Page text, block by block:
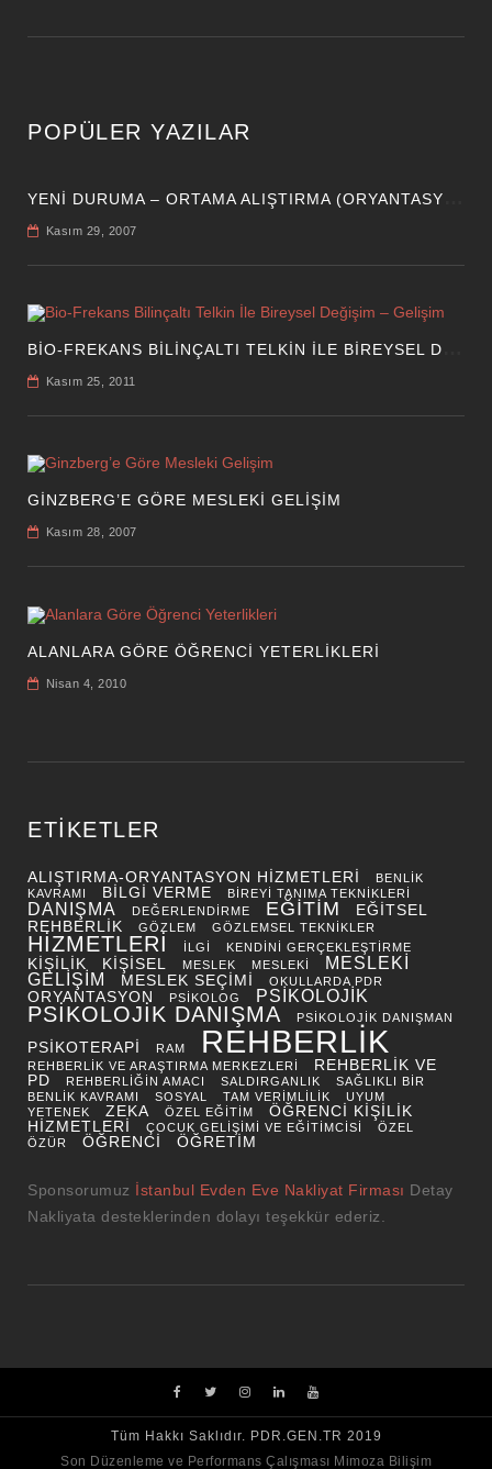
POPÜLER YAZILAR
Kasım 29, 2007
Kasım 25, 2011
GINZBERG’E GÖRE MESLEKI GELIŞIM
Kasım 28, 2007
ALANLARA GÖRE ÖĞRENCI YETERLIKLERI
Nisan 4, 2010
ETIKETLER
ALIŞTIRMA-ORYANTASYON HIZMETLERI
BENLIK
KAVRAMI
BILGI VERME BIREYI TANIMA TEKNIKLERI
DANIŞMA DEĞERLENDIRME EĞITIM
EĞITSEL
REHBERLIK
GÖZLEM GÖZLEMSEL TEKNIKLER
HIZMETLERI ILGI KENDINI GERÇEKLEŞTIRME
KIŞILIK KIŞISEL MESLEK MESLEKI
MESLEKI
GELIŞIM
MESLEK SEÇIMI OKULLARDA PDR
ORYANTASYON PSIKOLOG PSIKOLOJIK
PSIKOLOJIK DANIŞMA PSIKOLOJIK DANIŞMAN
PSIKOTERAPI RAM REHBERLIK
REHBERLIK VE ARAŞTIRMA MERKEZLERI
REHBERLIK VE
PD
REHBERLIĞIN AMACI SALDIRGANLIK
SAĞLIKLI BIR
BENLIK KAVRAMI
SOSYAL TAM VERIMLILIK
UYUM
YETENEK
ZEKA ÖZEL EĞITIM
ÖĞRENCI KIŞILIK
HIZMETLERI
ÇOCUK GELIŞIMI VE EĞITIMCISI
ÖZEL
ÖZÜR
ÖĞRENCI ÖĞRETIM
Sponsorumuz İstanbul Evden Eve Nakliyat Firması Detay
Nakliyata desteklerinden dolayı teşekkür ederiz.
Tüm Hakkı Saklıdır. PDR.GEN.TR 2019
Son Düzenleme ve Performans Çalışması Mimoza Bilişim